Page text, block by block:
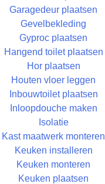
Garagedeur plaatsen
Gevelbekleding
Gyproc plaatsen
Hangend toilet plaatsen
Hor plaatsen
Houten vloer leggen
Inbouwtoilet plaatsen
Inloopdouche maken
Isolatie
Kast maatwerk monteren
Keuken installeren
Keuken monteren
Keuken plaatsen